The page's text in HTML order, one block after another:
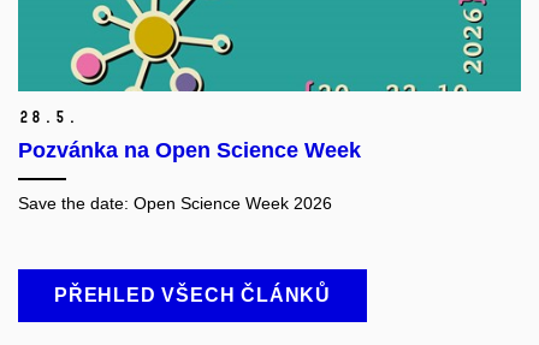
28. 5.
Pozvánka na Open Science Week
Save the date: Open Science Week 2026​
PŘEHLED VŠECH ČLÁNKŮ